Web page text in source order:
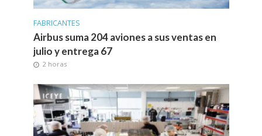
FABRICANTES
Airbus suma 204 aviones a sus ventas en
julio y entrega 67
2 horas